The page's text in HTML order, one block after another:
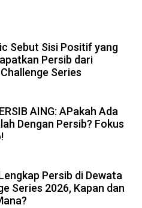
Sebut Sisi Positif yang
Persib dari
Series
AING: APakah Ada
Dengan Persib? Fokus
Persib di Dewata
Series 2026, Kapan dan